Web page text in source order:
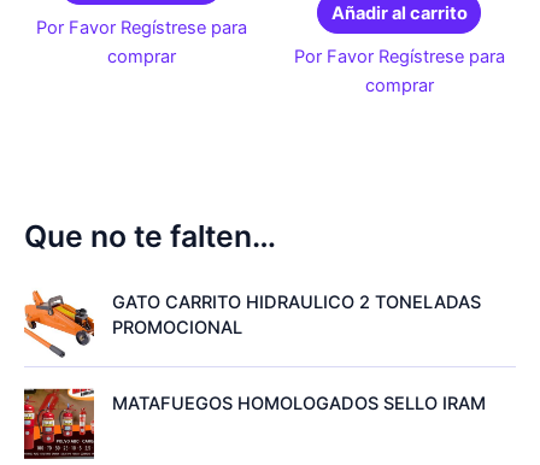
Por Favor Regístrese para
comprar
Añadir al carrito
Por Favor Regístrese para
comprar
Que no te falten…
GATO CARRITO HIDRAULICO 2 TONELADAS
PROMOCIONAL
MATAFUEGOS HOMOLOGADOS SELLO IRAM